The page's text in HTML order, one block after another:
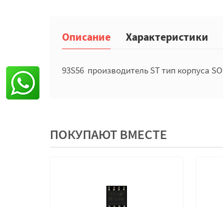
Описание Характеристики
93S56 производитель ST тип корпуса
ПОКУПАЮТ ВМЕСТЕ